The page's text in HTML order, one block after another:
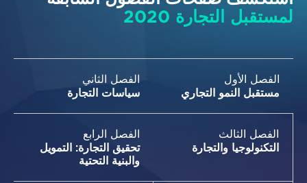
لمستقبل التجارة 2020
الفصل الأول
مستقبل النمو التجاري
الفصل الثاني
سياسات التجارة
الفصل الثالث
التكنولوجيا والتجارة
الفصل الرابع
تحقيق التجارة: التمويل
والبنية التحتية